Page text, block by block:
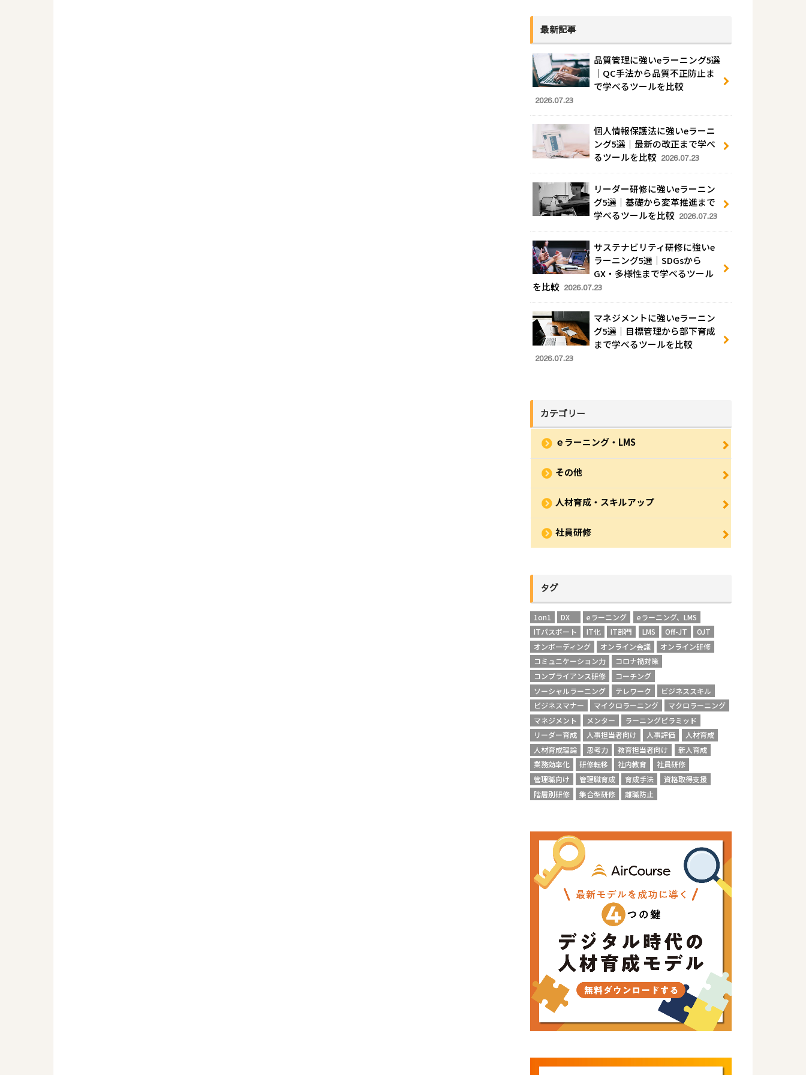
最新記事
品質管理に強いeラーニング5選
｜QC手法から品質不正防止ま
で学べるツールを比較
2026.07.23
個人情報保護法に強いeラーニ
ング5選｜最新の改正まで学べ
るツールを比較 2026.07.23
リーダー研修に強いeラーニン
グ5選｜基礎から変革推進まで
学べるツールを比較 2026.07.23
サステナビリティ研修に強いe
ラーニング5選｜SDGsから
GX・多様性まで学べるツール
を比較 2026.07.23
マネジメントに強いeラーニン
グ5選｜目標管理から部下育成
まで学べるツールを比較
2026.07.23
カテゴリー
ｅラーニング・LMS
その他
人材育成・スキルアップ
社員研修
タグ
1on1 DX eラーニング
eラーニング、LMS
ITパスポート
IT化 IT部門 LMS Off-JT
OJT
オンボーディング
オンライン会議
オンライン研修
コミュニケーション力
コロナ禍対策
コンプライアンス研修
コーチング
ソーシャルラーニング
テレワーク
ビジネススキル
ビジネスマナー
マイクロラーニング
マクロラーニング
マネジメント
メンター
ラーニングピラミッド
リーダー育成
人事担当者向け 人事評価
人材育成
人材育成理論
思考力 教育担当者向け
新人育成
業務効率化
研修転移 社内教育
社員研修
管理職向け
管理職育成 育成手法
資格取得支援
階層別研修
集合型研修 離職防止